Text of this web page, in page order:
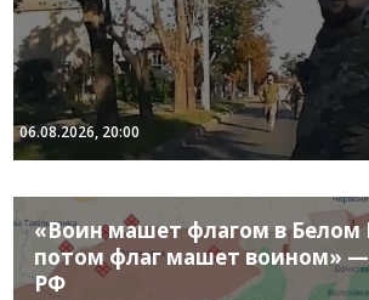
06.08.2026, 20:00
«Воин машет флагом в Белом
потом флаг машет воином»
РФ